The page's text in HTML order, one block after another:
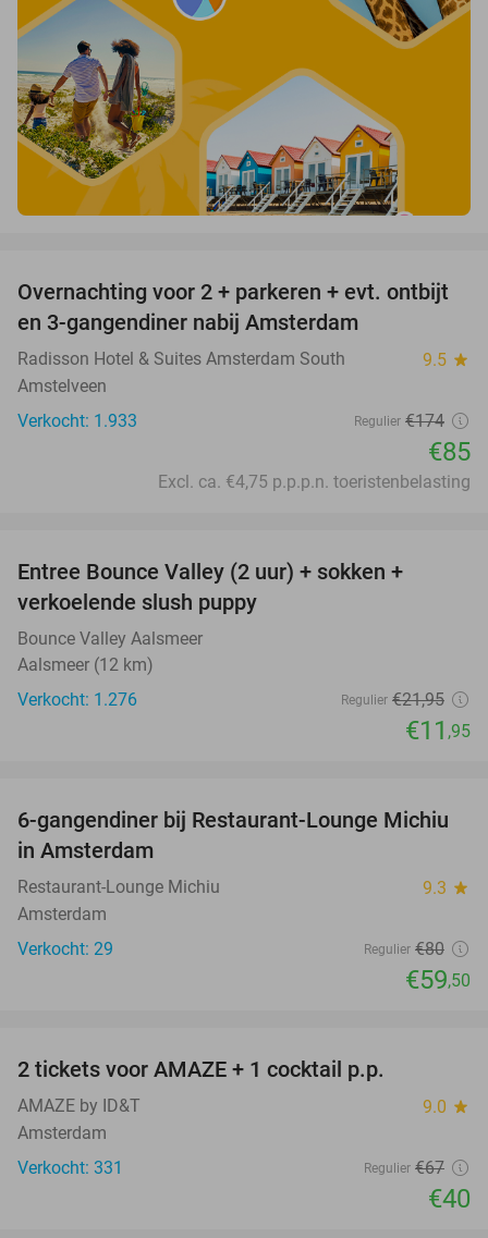
51%
Overnachting voor 2 + parkeren + evt. ontbijt
en 3-gangendiner nabij Amsterdam
Radisson Hotel & Suites Amsterdam South 9.5 star
Amstelveen
Verkocht: 1.933
Regulier €174
€85
Excl. ca. €4,75 p.p.p.n. toeristenbelasting
Entree Bounce Valley (2 uur) + sokken +
verkoelende slush puppy
Bounce Valley Aalsmeer
Aalsmeer (12 km)
Verkocht: 1.276
Regulier €21,95
€11 ,95
26%
6-gangendiner bij Restaurant-Lounge Michiu
in Amsterdam
Restaurant-Lounge Michiu 9.3 star
Amsterdam
Verkocht: 29
Regulier €80
€59,50
2 tickets voor AMAZE + 1 cocktail p.p.
AMAZE by ID&T 9.0 star
Amsterdam
Verkocht: 331
Regulier €67
€40